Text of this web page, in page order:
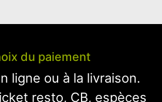
du paiement
ligne ou à la livraison.
resto, CB, espèces